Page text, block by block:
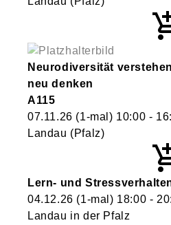
Neurodiversität
neu denken
A115
07.11.26 (1-mal) 10:00 -
Landau (Pfalz)
Lern- und
04.12.26 (1-mal) 18:00 -
Landau in der Pfalz